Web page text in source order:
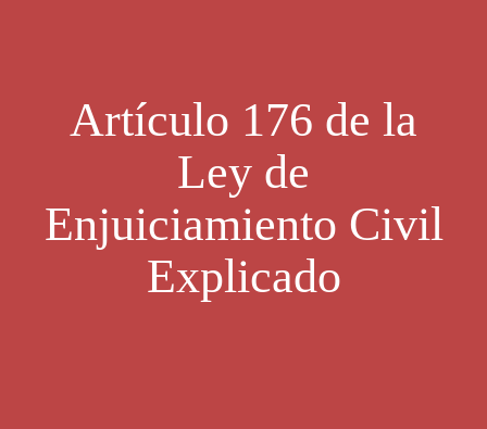
Artículo 176 de la
Ley de
Enjuiciamiento Civil
Explicado